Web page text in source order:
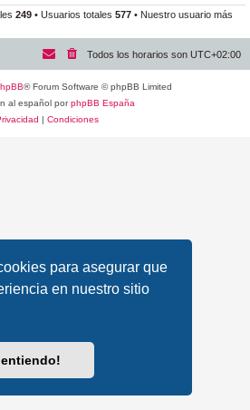
para asegurar que
en nuestro sitio
entiendo!
249 • Usuarios totales 577 • Nuestro usuario más
Todos los horarios son UTC+02:00
® Forum Software © phpBB Limited
al español porphpBB España
| Condiciones